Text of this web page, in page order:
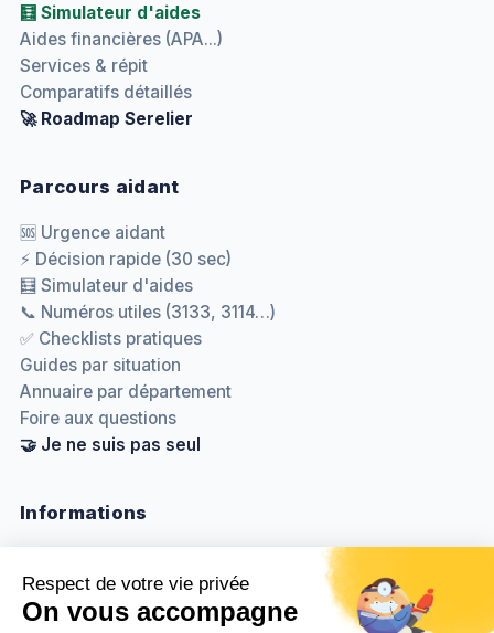
🧮 Simulateur d'aides
Aides financières (APA...)
Services & répit
Comparatifs détaillés
🚀 Roadmap Serelier
Parcours aidant
🆘 Urgence aidant
⚡ Décision rapide (30 sec)
🧮 Simulateur d'aides
📞 Numéros utiles (3133, 3114…)
✅ Checklists pratiques
Guides par situation
Annuaire par département
Foire aux questions
🤝 Je ne suis pas seul
Informations
Méthodologie & sources
Politique de confidentialité